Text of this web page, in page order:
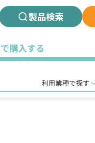
製品検索
購入する
利用業種で探す